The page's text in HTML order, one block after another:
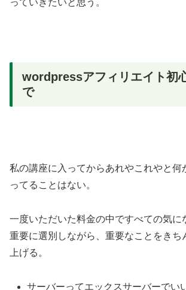
っていきたいと思う。
wordpressアフィリエイト初
で
私の講座に入ってからあれやこれやと何
ってることはない。
一度いただいた料金の中ですべての気に
重要に選別しながら、重要なことをきち
上げる。
サーバーってエックスサーバーでい